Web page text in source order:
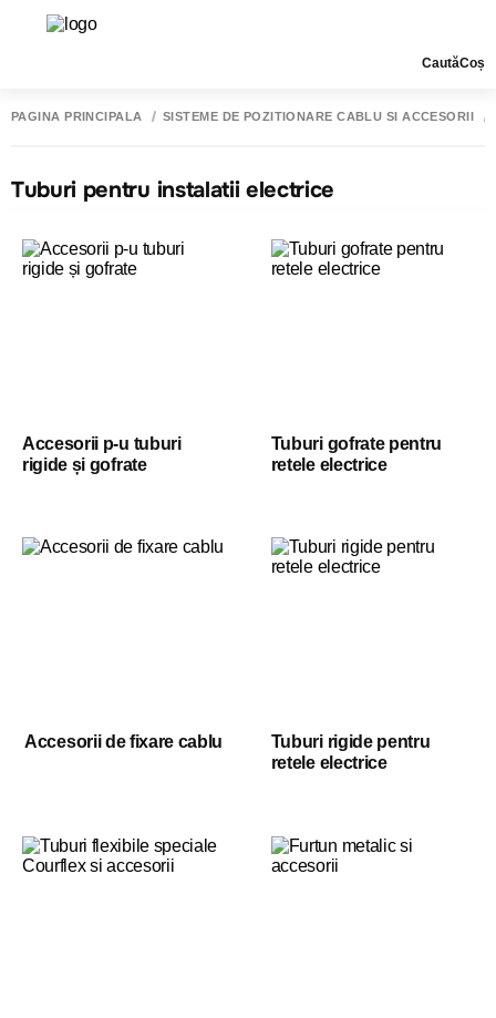
CautăCoș
PAGINA PRINCIPALĂ SISTEME DE POZITIONARE CABLU SI ACCESORII
Tuburi pentru instalatii electrice
Accesorii p-u tuburi
rigide și gofrate
Tuburi gofrate pentru
retele electrice
Accesorii de fixare cablu
Tuburi rigide pentru
retele electrice